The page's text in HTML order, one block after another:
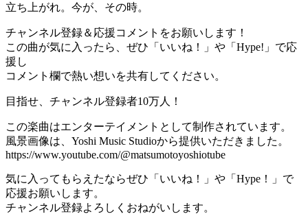
立ち上がれ。今が、その時。
チャンネル登録＆応援コメントをお願いします！
この曲が気に入ったら、ぜひ「いいね！」や「Hype!」で応
援し
コメント欄で熱い想いを共有してください。
目指せ、チャンネル登録者10万人！
この楽曲はエンターテイメントとして制作されています。
風景画像は、Yoshi Music Studioから提供いただきました。
https://www.youtube.com/@matsumotoyoshiotube
気に入ってもらえたならぜひ「いいね！」や「Hype！」で
応援お願いします。
チャンネル登録よろしくおねがいします。